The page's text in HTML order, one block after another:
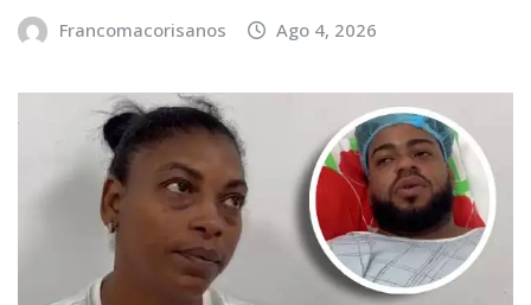
Francomacorisanos Ago 4, 2026